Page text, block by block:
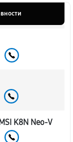
K8N Neo-V